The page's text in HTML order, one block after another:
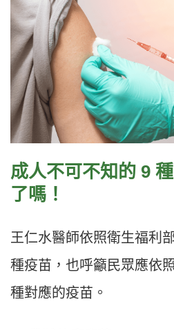
成人不可不知的 9
了嗎！
王仁水醫師依照衛生福利
種疫苗，也呼籲民眾應依
種對應的疫苗。